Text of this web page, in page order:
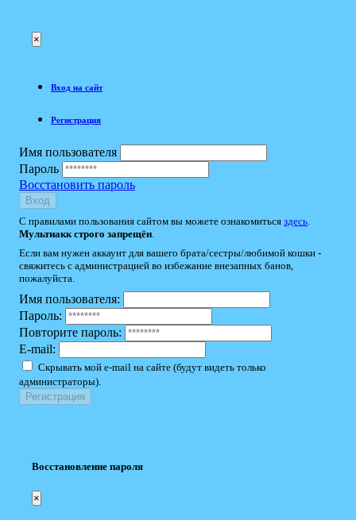
×
Вход на сайт
Регистрация
Имя пользователя
Пароль
Восстановить пароль
Вход
С правилами пользования сайтом вы можете ознакомиться здесь
Мультиакк строго запрещён
Если вам нужен аккаунт для вашего брата/сестры/любимой кошки -
свяжитесь с администрацией во избежание внезапных банов,
пожалуйста.
Имя пользователя:
Пароль:
Повторите пароль:
E-mail:
Скрывать мой e-mail на сайте (будут видеть только
администраторы).
Восстановление пароля
×